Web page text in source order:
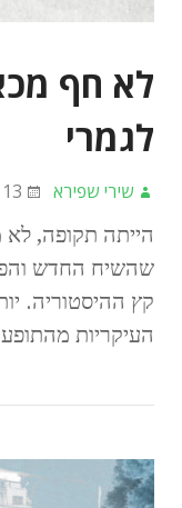
לא חף
לגמרי
שירי שפירא 13 באוגוסט 2023
הייתה תקופה,
שהשיח החדש
קץ ההיסטוריה.
העיקריות